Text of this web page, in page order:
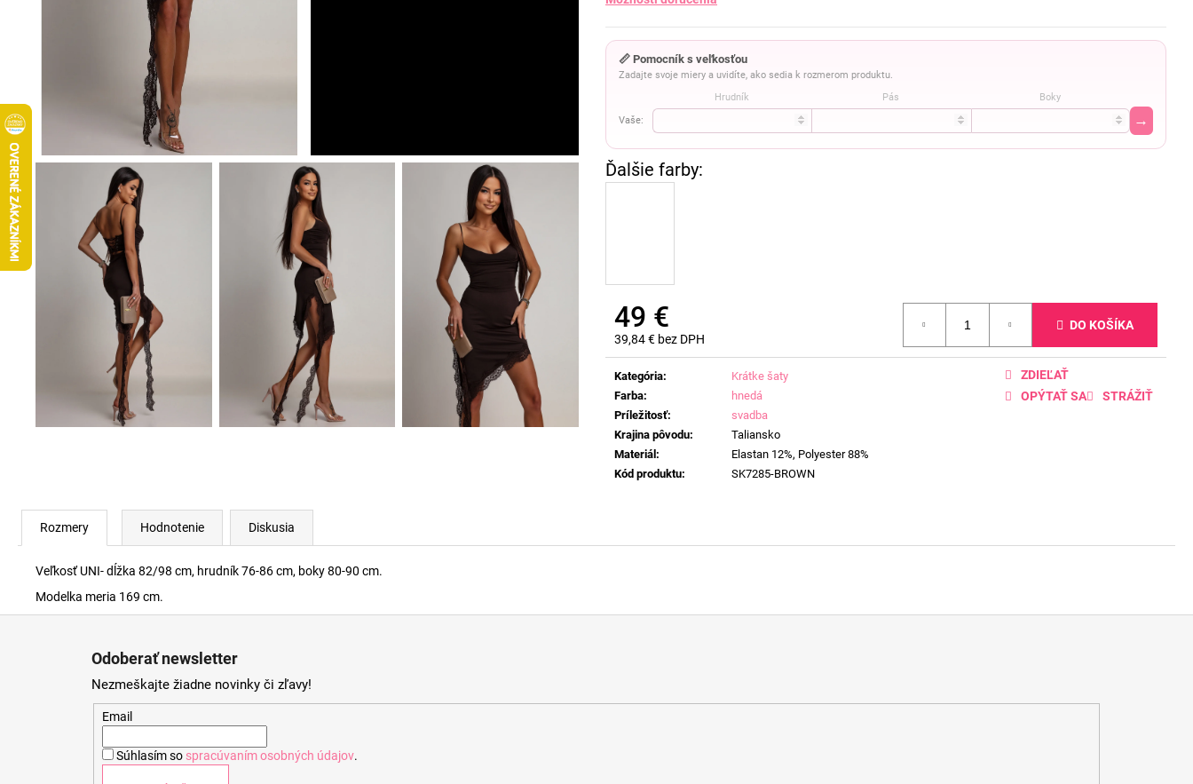
📏 Pomocník s veľkosťou
Zadajte svoje miery a uvidíte, ako sedia k rozmerom produktu.
Hrudník
Pás Boky
Vaše: →
49 €
39,84 € bez DPH
Jednotková
cena:
DO KOŠÍKA
Kategória:
Krátke šaty
Farba:
hnedá
Príležitosť:
svadba
Krajina pôvodu:
Taliansko
Materiál:
Elastan 12%, Polyester 88%
Kód produktu: SK7285-BROWN
OPÝTAŤ SA STRÁŽIŤ
ZDIEĽAŤ
Rozmery Hodnotenie Diskusia
Veľkosť UNI- dĺžka 82/98 cm, hrudník 76-86 cm, boky 80-90 cm.
Modelka meria 169 cm.
Odoberať newsletter
Nezmeškajte žiadne novinky či zľavy!
Email
Súhlasím so spracúvaním osobných údajov.